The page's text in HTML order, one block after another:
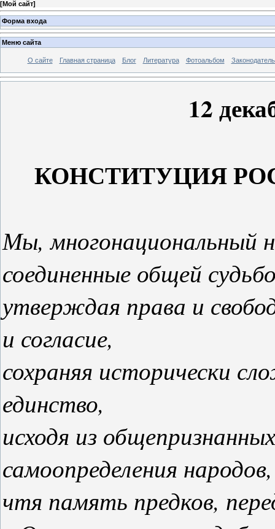
[Мой сайт]
Форма входа
Меню сайта
О сайте Главная страница Блог Литература Фотоальбом
12
КОНСТИТУЦИЯ
Мы, многонациональный
соединенные общей
утверждая права и
и согласие,
сохраняя исторически
единство,
исходя из
самоопределения народов,
чтя память предков,